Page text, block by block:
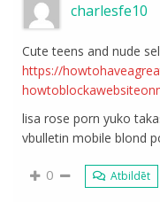
charlesfe10
Cute teens and nude
https://
lisa rose porn yuko
vbulletin mobile blond
0 Atbildēt